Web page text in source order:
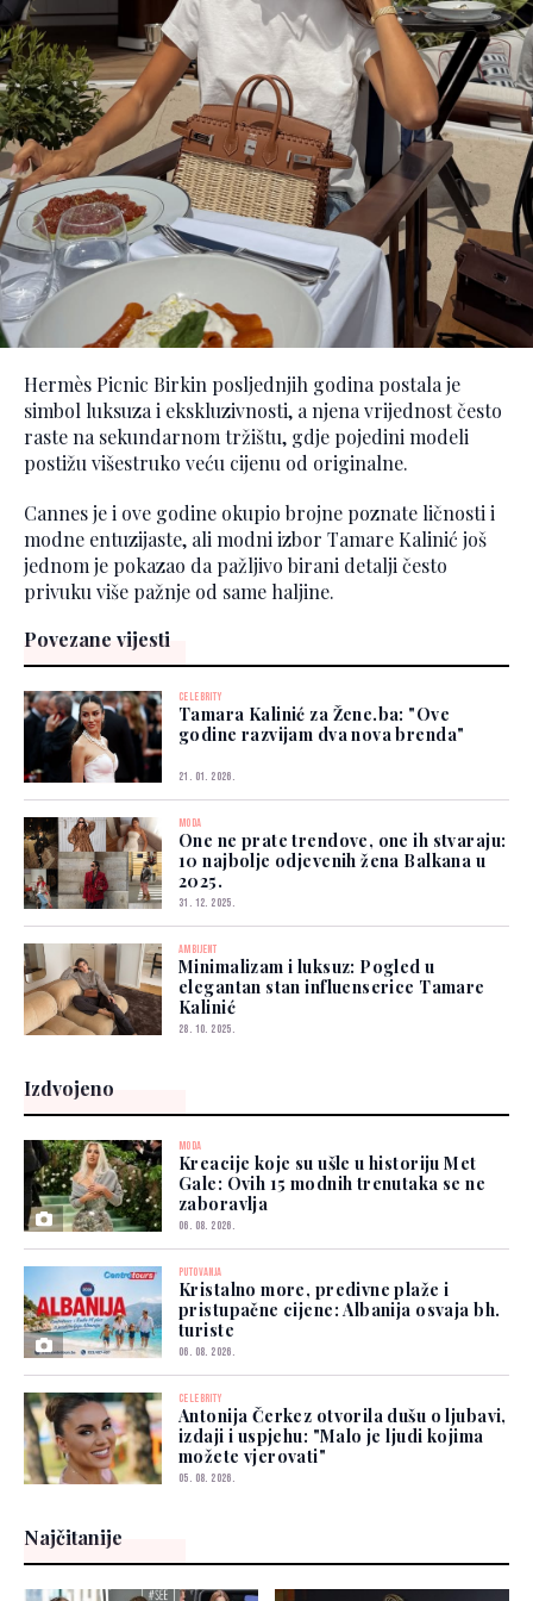
Hermès Picnic Birkin posljednjih godina postala je
simbol luksuza i ekskluzivnosti, a njena vrijednost često
raste na sekundarnom tržištu, gdje pojedini modeli
postižu višestruko veću cijenu od originalne.
Cannes je i ove godine okupio brojne poznate ličnosti i
modne entuzijaste, ali modni izbor Tamare Kalinić još
jednom je pokazao da pažljivo birani detalji često
privuku više pažnje od same haljine.
Povezane vijesti
CELEBRITY
Tamara Kalinić za Žene.ba: "Ove
godine razvijam dva nova brenda"
21. 01. 2026.
MODA
One ne prate trendove, one ih stvaraju:
10 najbolje odjevenih žena Balkana u
2025.
31. 12. 2025.
AMBIJENT
Minimalizam i luksuz: Pogled u
elegantan stan influenserice Tamare
Kalinić
28. 10. 2025.
Izdvojeno
MODA
Kreacije koje su ušle u historiju Met
Gale: Ovih 15 modnih trenutaka se ne
zaboravlja
06. 08. 2026.
PUTOVANJA
Kristalno more, predivne plaže i
pristupačne cijene: Albanija osvaja bh.
turiste
06. 08. 2026.
CELEBRITY
Antonija Čerkez otvorila dušu o ljubavi,
izdaji i uspjehu: "Malo je ljudi kojima
možete vjerovati"
05. 08. 2026.
Najčitanije